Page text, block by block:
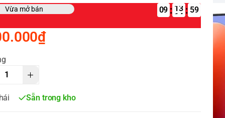
Vừa mở bán 09 : :
Sẵn trong kho